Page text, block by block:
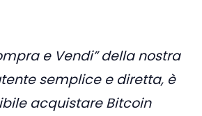
e Vendi” della nostra
semplice e diretta, è
acquistare Bitcoin